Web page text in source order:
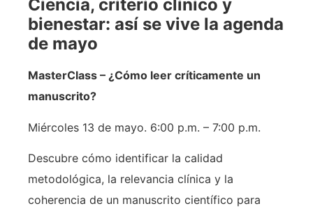
Ciencia, criterio clínico y
bienestar: así se vive la agenda
de mayo
MasterClass – ¿Cómo leer críticamente un
manuscrito?
Miércoles 13 de mayo. 6:00 p.m. – 7:00 p.m.
Descubre cómo identificar la calidad
metodológica, la relevancia clínica y la
coherencia de un manuscrito científico para